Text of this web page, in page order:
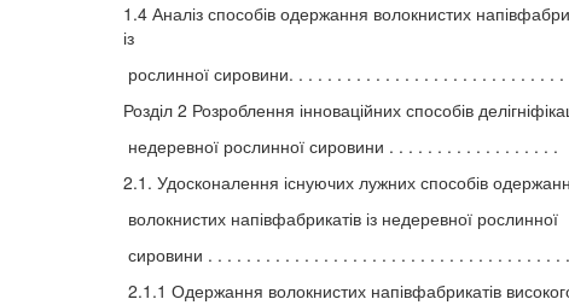
1.4 Аналіз способів одержання волокнистих
із
рослинної сировини. . . . . . . . . . . . . . . . . . . . . . . . . . . . .
Розділ 2 Розроблення інноваційних способів
недеревної рослинної сировини . . . . . . . . . . . . . . . . . .
2.1. Удосконалення існуючих лужних способів
волокнистих напівфабрикатів із недеревної рослинної
сировини . . . . . . . . . . . . . . . . . . . . . . . . . . . . . . . . . . . . .
2.1.1 Одержання волокнистих напівфабрикатів